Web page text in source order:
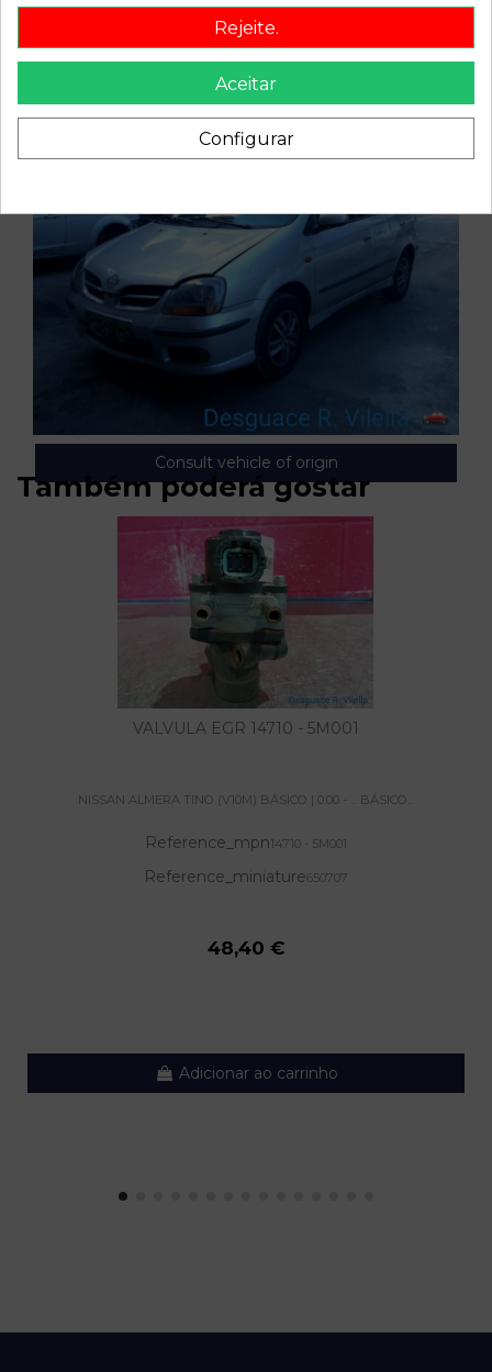
Consult vehicle of origin
Também poderá gostar
VALVULA EGR 14710 - 5M001
NISSAN ALMERA TINO (V10M) BÁSICO | 0.00 - ... BÁSICO...
Reference_mpn14710 - 5M001
Reference_miniature650707
48,40 €
Adicionar ao carrinho
Rejeite.
Aceitar
Configurar